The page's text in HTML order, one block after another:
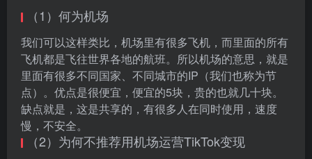
（1）何为机场
我们可以这样类比，机场里有很多飞机，而里面的所有
飞机都是飞往世界各地的航班。所以机场的意思，就是
里面有很多不同国家、不同城市的IP（我们也称为节
点）。优点是很便宜，便宜的5块，贵的也就几十块。
缺点就是，这是共享的，有很多人在同时使用，速度
慢，不安全。
（2）为何不推荐用机场运营TikTok变现